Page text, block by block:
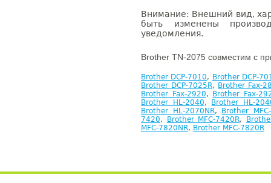
Внимание: Внешний вид,
быть изменены
уведомления.
Brother TN-2075 совместим с
Brother DCP-7010, Brother DCP-
Brother DCP-7025R, Brother Fax-
Brother Fax-2920,
Brother Fax-
Brother HL-2040,
Brother HL-
Brother HL-2070NR,
Brother
7420, Brother MFC-7420R,
MFC-7820NR, Brother MFC-7820R